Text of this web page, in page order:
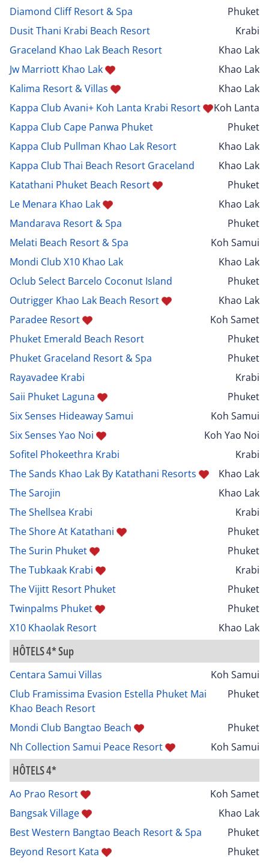
Diamond Cliff Resort & Spa
Phuket
Dusit Thani Krabi Beach Resort
Krabi
Graceland Khao Lak Beach Resort
Khao Lak
Jw Marriott Khao Lak
Khao Lak
Kalima Resort & Villas
Khao Lak
Kappa Club Avani+ Koh Lanta Krabi Resort
Koh Lanta
Kappa Club Cape Panwa Phuket
Phuket
Kappa Club Pullman Khao Lak Resort
Khao Lak
Kappa Club Thai Beach Resort Graceland
Khao Lak
Katathani Phuket Beach Resort
Phuket
Le Menara Khao Lak
Khao Lak
Mandarava Resort & Spa
Phuket
Melati Beach Resort & Spa
Koh Samui
Mondi Club X10 Khao Lak
Khao Lak
Oclub Select Barcelo Coconut Island
Phuket
Outrigger Khao Lak Beach Resort
Khao Lak
Paradee Resort
Koh Samet
Phuket Emerald Beach Resort
Phuket
Phuket Graceland Resort & Spa
Phuket
Rayavadee Krabi
Krabi
Saii Phuket Laguna
Phuket
Six Senses Hideaway Samui
Koh Samui
Six Senses Yao Noi
Koh Yao Noi
Sofitel Phokeethra Krabi
Krabi
The Sands Khao Lak By Katathani Resorts
Khao Lak
The Sarojin
Khao Lak
The Shellsea Krabi
Krabi
The Shore At Katathani
Phuket
The Surin Phuket
Phuket
The Tubkaak Krabi
Krabi
The Vijitt Resort Phuket
Phuket
Twinpalms Phuket
Phuket
X10 Khaolak Resort
Khao Lak
HÔTELS 4* Sup
Centara Samui Villas
Koh Samui
Club Framissima Evasion Estella Phuket Mai
Khao Beach Resort
Phuket
Mondi Club Bangtao Beach
Phuket
Nh Collection Samui Peace Resort
Koh Samui
HÔTELS 4*
Ao Prao Resort
Koh Samet
Bangsak Village
Khao Lak
Best Western Bangtao Beach Resort & Spa
Phuket
Beyond Resort Kata
Phuket